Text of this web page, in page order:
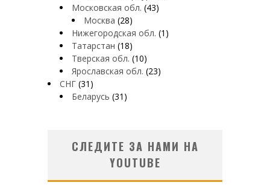
Московская обл. (43)
Москва (28)
Нижегородская обл. (1)
Татарстан (18)
Тверская обл. (10)
Ярославская обл. (23)
СНГ (31)
Беларусь (31)
СЛЕДИТЕ ЗА НАМИ НА
YOUTUBE